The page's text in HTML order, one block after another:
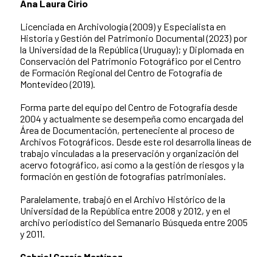
Ana Laura Cirio
Licenciada en Archivología (2009) y Especialista en
Historia y Gestión del Patrimonio Documental (2023) por
la Universidad de la República (Uruguay); y Diplomada en
Conservación del Patrimonio Fotográfico por el Centro
de Formación Regional del Centro de Fotografía de
Montevideo (2019).
Forma parte del equipo del Centro de Fotografía desde
2004 y actualmente se desempeña como encargada del
Área de Documentación, perteneciente al proceso de
Archivos Fotográficos. Desde este rol desarrolla líneas de
trabajo vinculadas a la preservación y organización del
acervo fotográfico, así como a la gestión de riesgos y la
formación en gestión de fotografías patrimoniales.
Paralelamente, trabajó en el Archivo Histórico de la
Universidad de la República entre 2008 y 2012, y en el
archivo periodístico del Semanario Búsqueda entre 2005
y 2011.